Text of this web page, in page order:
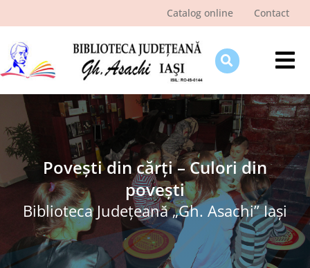
Catalog online Contact
Despre bibliotecă
Pagina cititorului
Ştiri şi evenimente
Programe şi proiecte
Interes public
Povești din cărți – Culori din
povești
Biblioteca Judeţeană „Gh. Asachi” Iaşi